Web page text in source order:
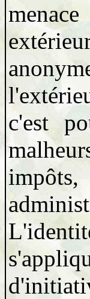
c'est